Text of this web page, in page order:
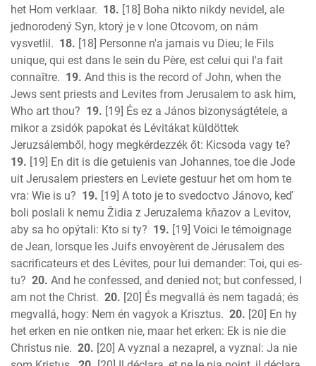
het Hom verklaar. 18. [18] Boha nikto nikdy nevidel, ale
jednorodený Syn, ktorý je v lone Otcovom, on nám
vysvetlil. 18. [18] Personne n'a jamais vu Dieu; le Fils
unique, qui est dans le sein du Père, est celui qui l'a fait
connaître. 19. And this is the record of John, when the
Jews sent priests and Levites from Jerusalem to ask him,
Who art thou? 19. [19] És ez a János bizonyságtétele, a
mikor a zsidók papokat és Lévitákat küldöttek
Jeruzsálemből, hogy megkérdezzék őt: Kicsoda vagy te?
19. [19] En dit is die getuienis van Johannes, toe die Jode
uit Jerusalem priesters en Leviete gestuur het om hom te
vra: Wie is u? 19. [19] A toto je to svedoctvo Jánovo, keď
boli poslali k nemu Židia z Jeruzalema kňazov a Levitov,
aby sa ho opýtali: Kto si ty? 19. [19] Voici le témoignage
de Jean, lorsque les Juifs envoyèrent de Jérusalem des
sacrificateurs et des Lévites, pour lui demander: Toi, qui es-
tu? 20. And he confessed, and denied not; but confessed, I
am not the Christ. 20. [20] És megvallá és nem tagadá; és
megvallá, hogy: Nem én vagyok a Krisztus. 20. [20] En hy
het erken en nie ontken nie, maar het erken: Ek is nie die
Christus nie. 20. [20] A vyznal a nezaprel, a vyznal: Ja nie